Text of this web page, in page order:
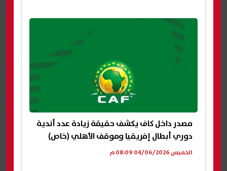
مصدر داخل كاف يكشف حقيقة زيادة عدد أندية
دوري أبطال إفريقيا وموقف الأهلي (خاص)
الخميس 04/06/2026 08:09 م